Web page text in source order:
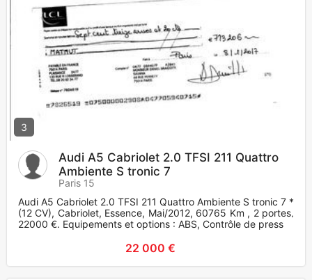
3
Audi A5 Cabriolet 2.0 TFSI 211 Quattro
Ambiente S tronic 7
Paris 15
Audi A5 Cabriolet 2.0 TFSI 211 Quattro Ambiente S tronic 7 *
(12 CV), Cabriolet, Essence, Mai/2012, 60765 Km , 2 portes,
22000 €. Equipements et options : ABS, Contrôle de pressio
22 000 €